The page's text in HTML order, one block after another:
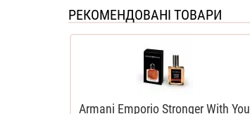
РЕКОМЕНДОВАНІ ТОВАРИ
Armani Emporio Stronger With You